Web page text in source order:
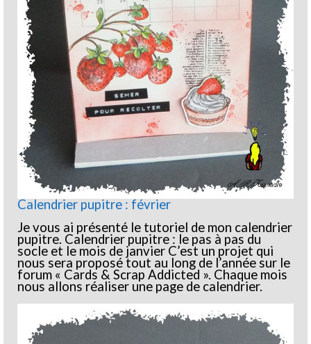
Calendrier pupitre : février
Je vous ai présenté le tutoriel de mon calendrier
pupitre. Calendrier pupitre : le pas à pas du
socle et le mois de janvier C’est un projet qui
nous sera proposé tout au long de l’année sur le
forum « Cards & Scrap Addicted ». Chaque mois
nous allons réaliser une page de calendrier.